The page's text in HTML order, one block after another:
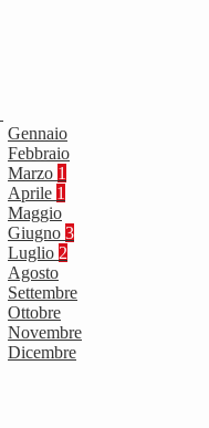
Gennaio
Febbraio
Marzo 1
Aprile 1
Maggio
Giugno 3
Luglio 2
Agosto
Settembre
Ottobre
Novembre
Dicembre